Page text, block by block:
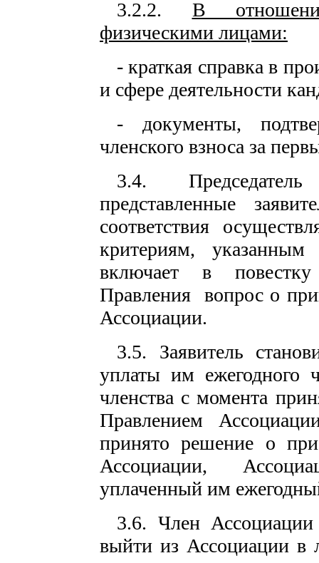
3.2.2. В
физическими лицами:
- краткая справка в
и сфере деятельности
- документы,
членского взноса за
3.4.
представленные
соответствия
критериям,
включает в
Правления вопрос о
Ассоциации.
3.5. Заявитель
уплаты им ежегодного
членства с момента
Правлением
принято решение о
Ассоциации,
уплаченный им
3.6. Член
выйти из Ассоциации в